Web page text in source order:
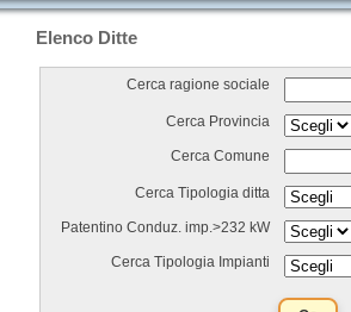
Elenco Ditte
Cerca ragione sociale
Cerca Provincia
Cerca Comune
Cerca Tipologia ditta
Patentino Conduz. imp.>232 kW
Cerca Tipologia Impianti